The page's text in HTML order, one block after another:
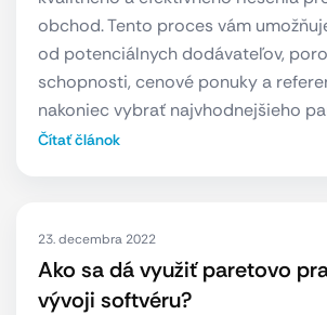
obchod. Tento proces vám
od potenciálnych dodávateľov,
schopnosti, cenové ponuky a
nakoniec vybrať najvhodnejšieho
Čítať článok
23. decembra 2022
Ako sa dá využiť paretovo
vývoji softvéru?